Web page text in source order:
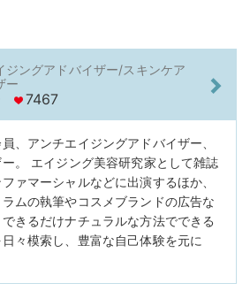
ジングアドバイザー/スキンケア
ー
7467
、アンチエイジングアドバイザー、
。 エイジング美容研究家として雑誌
ァマーシャルなどに出演するほか、
ムの執筆やコスメブランドの広告な
きるだけナチュラルな方法でできる
々模索し、豊富な自己体験を元に